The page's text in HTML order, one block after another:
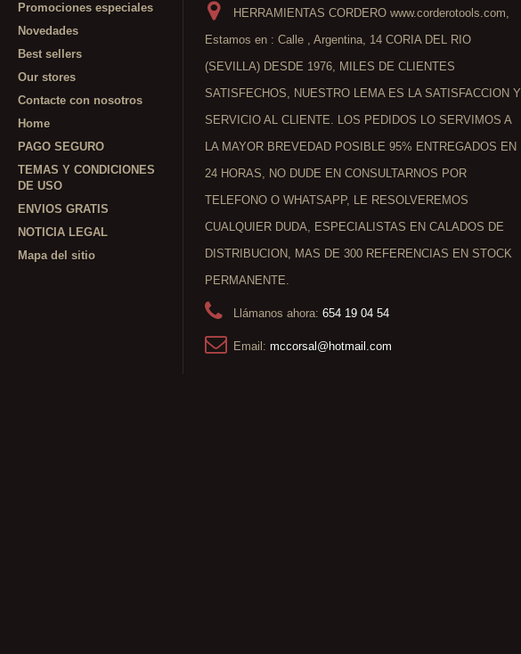
Promociones especiales
Novedades
Best sellers
Our stores
Contacte con nosotros
Home
PAGO SEGURO
TEMAS Y CONDICIONES
DE USO
ENVIOS GRATIS
NOTICIA LEGAL
Mapa del sitio
HERRAMIENTAS CORDERO www.corderotools.com,
Estamos en : Calle , Argentina, 14 CORIA DEL RIO
(SEVILLA) DESDE 1976, MILES DE CLIENTES
SATISFECHOS, NUESTRO LEMA ES LA SATISFACCION Y
SERVICIO AL CLIENTE. LOS PEDIDOS LO SERVIMOS A
LA MAYOR BREVEDAD POSIBLE 95% ENTREGADOS EN
24 HORAS, NO DUDE EN CONSULTARNOS POR
TELEFONO O WHATSAPP, LE RESOLVEREMOS
CUALQUIER DUDA, ESPECIALISTAS EN CALADOS DE
DISTRIBUCION, MAS DE 300 REFERENCIAS EN STOCK
PERMANENTE.
Llámanos ahora: 654 19 04 54
Email: mccorsal@hotmail.com